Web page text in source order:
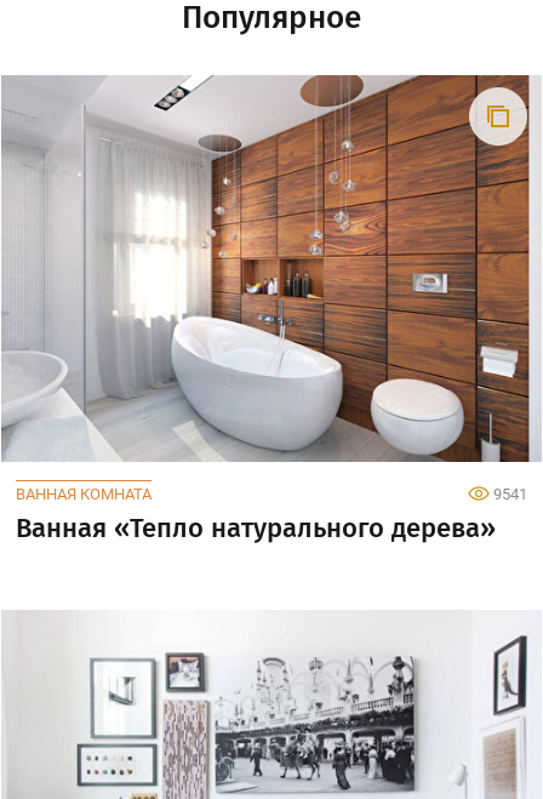
Популярное
ВАННАЯ КОМНАТА 9541
Ванная «Тепло натурального дерева»